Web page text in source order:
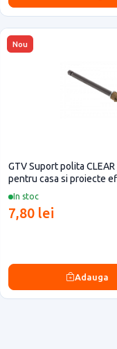
Nou
In stoc
GTV Suport polita
pentru casa si proiecte
7,80 lei
Adauga